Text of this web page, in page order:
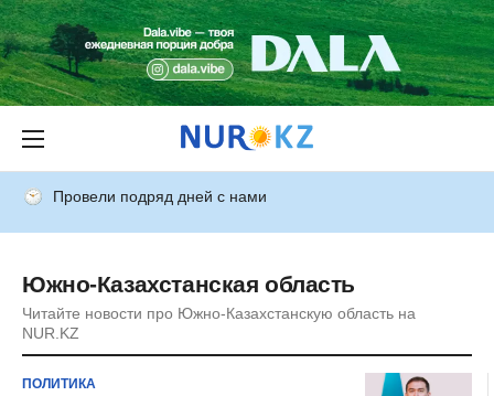
Провели подряд дней с нами
Южно-Казахстанская область
Читайте новости про Южно-Казахстанскую область на
NUR.KZ
ПОЛИТИКА